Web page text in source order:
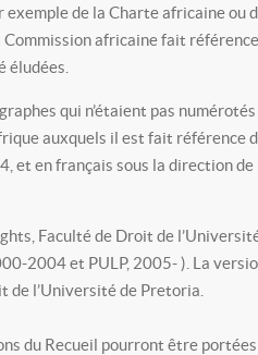
de la Charte africaine ou
africaine fait
éludées.
qui n’étaient pas
auxquels il est fait référence
en français sous la direction de
Faculté de Droit de
2004 et PULP, 2005- ). La
de l’Université de Pretoria.
du Recueil pourront être